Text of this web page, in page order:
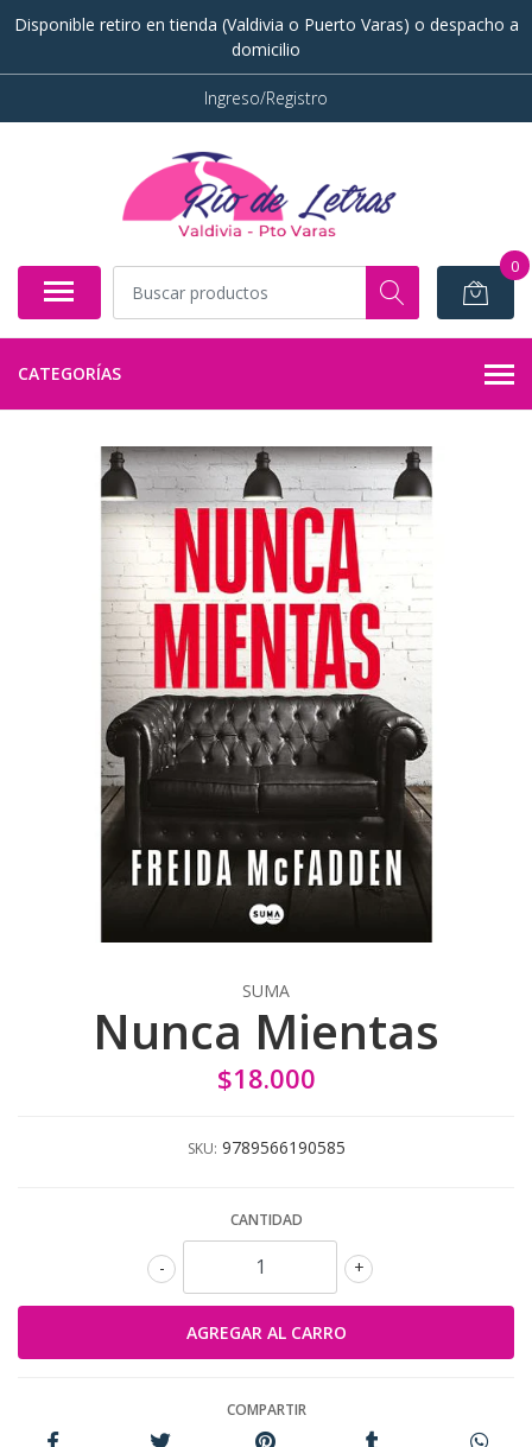
Disponible retiro en tienda (Valdivia o Puerto Varas) o despacho a
domicilio
Ingreso/Registro
0
CATEGORÍAS
SUMA
Nunca Mientas
$18.000
SKU: 9789566190585
CANTIDAD
+
-
COMPARTIR